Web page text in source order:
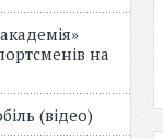
на
(відео)